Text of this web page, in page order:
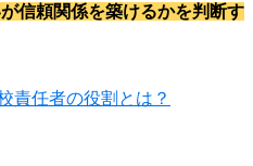
信頼関係を築けるかを判断す
責任者の役割とは？